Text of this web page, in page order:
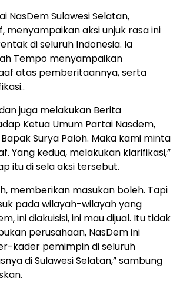
NasDem Sulawesi Selatan,
menyampaikan aksi unjuk rasa ini
di seluruh Indonesia. Ia
Tempo menyampaikan
atas pemberitaannya, serta
juga melakukan Berita
Ketua Umum Partai Nasdem,
Surya Paloh. Maka kami minta
Yang kedua, melakukan klarifikasi,”
itu di sela aksi tersebut.
memberikan masukan boleh. Tapi
pada wilayah-wilayah yang
ini diakuisisi, ini mau dijual. Itu tidak
perusahaan, NasDem ini
kader pemimpin di seluruh
di Sulawesi Selatan,” sambung